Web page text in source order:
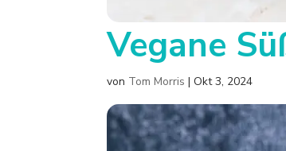
Vegane
von Tom Morris |Okt 3, 2024